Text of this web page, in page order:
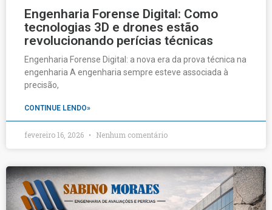
Engenharia Forense Digital: Como
tecnologias 3D e drones estão
revolucionando perícias técnicas
Engenharia Forense Digital: a nova era da prova técnica na
engenharia A engenharia sempre esteve associada à
precisão,
CONTINUE LENDO»
fevereiro 16, 2026 Nenhum comentário